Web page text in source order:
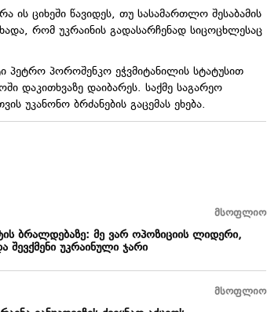
ის ციხეში წავიდეს, თუ სასამართლო შესაბამის
რომ უკრაინის გადასარჩენად სიცოცხლესაც
პეტრო პოროშენკო ეჭვმიტანილის სტატუსით
დაკითხვაზე დაიბარეს. საქმე საგარეო
უკანონო ბრძანების გაცემას ეხება.
მსოფლიო
ბრალდებაზე: მე ვარ ოპოზიციის ლიდერი,
შევქმენი უკრაინული ჯარი
მსოფლიო